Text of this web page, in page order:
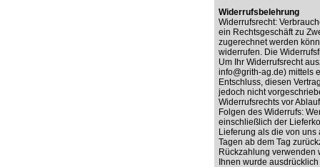
Widerrufsbelehrung
Widerrufsrecht:
ein Rechtsgeschäft zu
zugerechnet werden
widerrufen. Die
Um Ihr Widerrufsrecht
info@grith-ag.de) mittels
Entschluss, diesen
jedoch nicht
Widerrufsrechts vor
Folgen des Widerrufs:
einschließlich der
Lieferung als die von
Tagen ab dem Tag
Rückzahlung verwenden
Ihnen wurde